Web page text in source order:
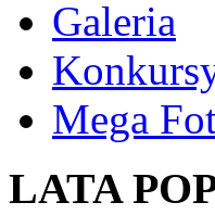
Galeria
Mega
LATA